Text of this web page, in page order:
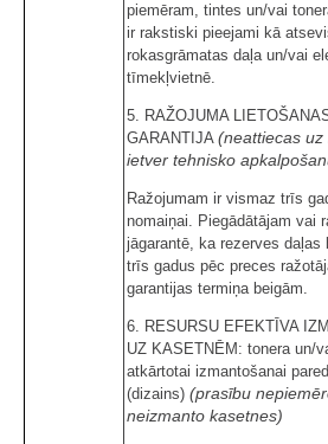
piemēram, tintes un/vai
ir rakstiski pieejami kā
rokasgrāmatas daļa un/vai
tīmekļvietnē.
5. RAŽOJUMA
GARANTIJA (neattiecas
ietver tehnisko
Ražojumam ir vismaz trīs
nomaiņai. Piegādātājam vai
jāgarantē, ka rezerves daļas
trīs gadus pēc preces
garantijas termiņa beigām.
6. RESURSU EFEKTĪVA
UZ KASETNĒM: tonera un/
atkārtotai izmantošanai
(dizains) (prasību
neizmanto kasetnes)